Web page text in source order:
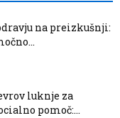
na preizkušnji:
luknje za
pomoč:...